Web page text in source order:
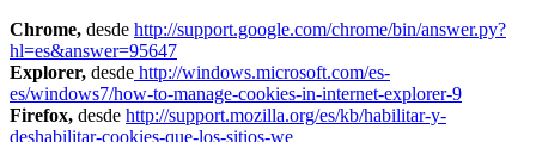
Chrome, desde http://support.google.com/chrome/bin/answer.py?
hl=es&answer=95647
Explorer, desde http://windows.microsoft.com/es-
es/windows7/how-to-manage-cookies-in-internet-explorer-9
Firefox, desde http://support.mozilla.org/es/kb/habilitar-y-
deshabilitar-cookies-que-los-sitios-we